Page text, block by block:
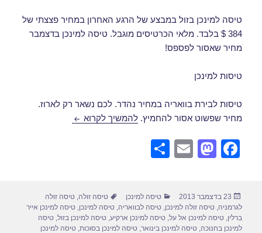
טיסה למינכן בזול במבצע של הרגע האחרון במחיר פצצתי של
384 $ בלבד. מלאי הכרטיסים מוגבל. טיסה למינכן בדצמבר
מחיר שאסור לפספס!
טיסות למינכן
טיסות לבירת בוואריה במחיר נהדר. לכם נשאר רק לארוז.
מחיר שפשוט אסור להחמיץ.להמשיך לקרוא טיסה למינכן בדצמבר 2013
F
e
b
M
o
d
E
e
פורסם
בתאריך
23 בדצמבר 2013 קטגוריות
טיסה למינכן תגיות
טיסה זולה ,טיסה זולה
לגרמניה ,טיסה זולה למינכן ,טיסה לבוואריה ,טיסה למינכן ,טיסה למינכן אייר
ברלין ,טיסה למינכן אל על ,טיסה למינכן ארקיע ,טיסה למינכן בזול ,טיסה
למינכן בחנוכה ,טיסה למינכן בינואר ,טיסה למינכן בסוכות ,טיסה למינכן